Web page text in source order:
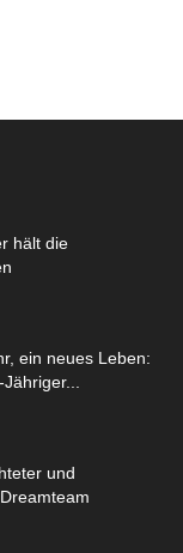
hält die
ein neues Leben:
und